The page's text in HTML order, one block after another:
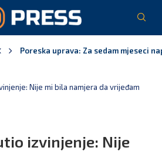
Poreska uprava: Za sedam mjeseci
Nije mi bila namjera da vrijeđam
izvinjenje: Nije